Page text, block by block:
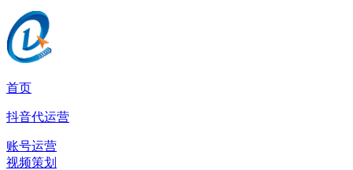
首页
抖音代运营
账号运营
视频策划